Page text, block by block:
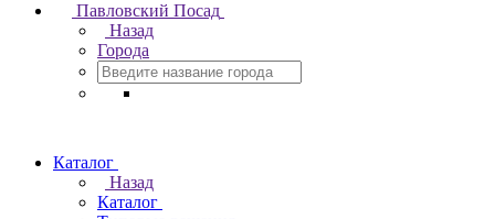
Павловский Посад
Назад
Города
Каталог
Назад
Каталог